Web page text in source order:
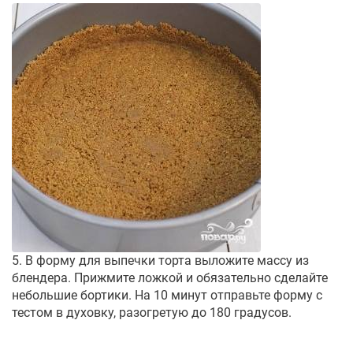
5. В форму для выпечки торта выложите массу из
блендера. Прижмите ложкой и обязательно сделайте
небольшие бортики. На 10 минут отправьте форму с
тестом в духовку, разогретую до 180 градусов.